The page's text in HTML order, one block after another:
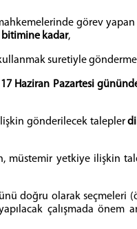
görev
bitimine kadar,
suretiyle
17 Haziran Pazartesi
gönderilecek talepler
müstemir yetkiye ilişkin
doğru olarak seçmeleri
çalışmada